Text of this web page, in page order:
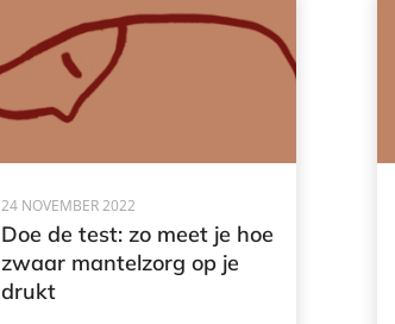
24 NOVEMBER 2022
Doe de test: zo meet je hoe
zwaar mantelzorg op je
drukt